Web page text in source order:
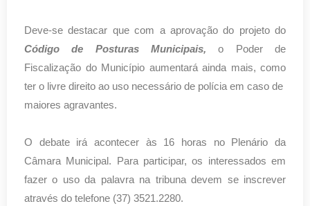
Deve-se destacar que com a aprovação do projeto do
Código de Posturas Municipais, o Poder de
Fiscalização do Município aumentará ainda mais, como
ter o livre direito ao uso necessário de polícia em caso de
maiores agravantes.
O debate irá acontecer às 16 horas no Plenário da
Câmara Municipal. Para participar, os interessados em
fazer o uso da palavra na tribuna devem se inscrever
através do telefone (37) 3521.2280.